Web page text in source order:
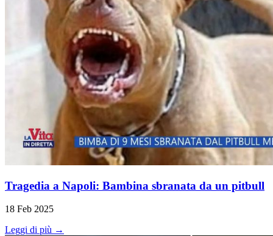
Tragedia a Napoli: Bambina sbranata da un pitbull
18 Feb 2025
Leggi di più →